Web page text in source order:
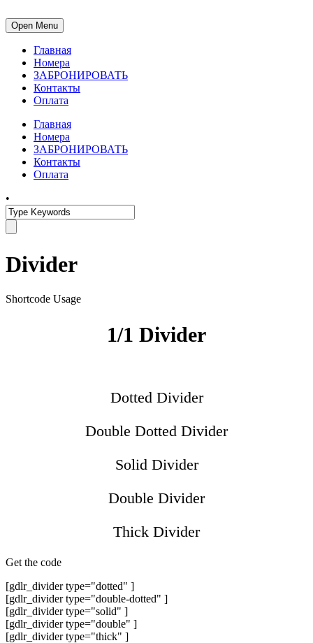
Open Menu
Главная
Номера
ЗАБРОНИРОВАТЬ
Контакты
Оплата
Главная
Номера
ЗАБРОНИРОВАТЬ
Контакты
Оплата
•
Divider
Shortcode Usage
1/1 Divider
Dotted Divider
Double Dotted Divider
Solid Divider
Double Divider
Thick Divider
Get the code
[gdlr_divider type="dotted" ]
[gdlr_divider type="double-dotted" ]
[gdlr_divider type="solid" ]
[gdlr_divider type="double" ]
[gdlr_divider type="thick" ]